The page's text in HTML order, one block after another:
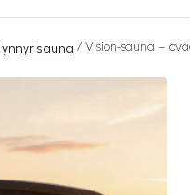
Tynnyrisauna / Vision-sauna –